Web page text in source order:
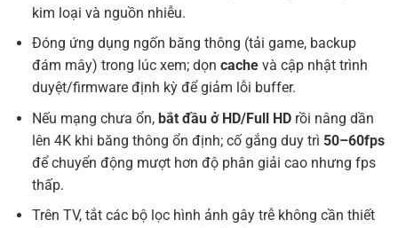
kim loại và nguồn nhiễu.
Đóng ứng dụng ngốn băng thông (tải game, backup
đám mây) trong lúc xem; dọn cachevà cập nhật trình
duyệt/firmware định kỳ để giảm lỗi buffer.
Nếu mạng chưa ổn, bắt đầu ở HD/Full HDrồi nâng dần
lên 4K khi băng thông ổn định; cố gắng duy trì 50–60fps
để chuyển động mượt hơn độ phân giải cao nhưng fps
thấp.
Trên TV, tắt các bộ lọc hình ảnh gây trễ không cần thiết